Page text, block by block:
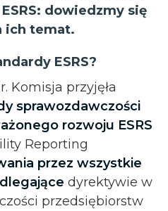
dowiedzmy się
ich temat.
ESRS?
Komisja przyjęła
sprawozdawczości
rozwoju ESRS
Reporting
przez wszystkie
dyrektywie w
przedsiębiorstw